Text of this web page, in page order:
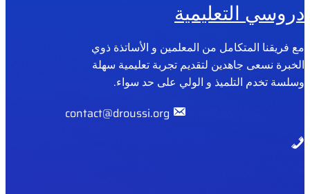
دروسي التعليمية
مع فريقنا المتكامل من المعلمين و الأساتذة ذوي
الخبرة نسعى جاهدين لتقديم تجربة تعليمية سهلة
وسلسة تخدم التلميذ و الولي على حد سواء.